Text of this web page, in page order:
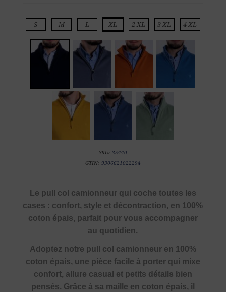
S M L XL 2 XL 3 XL 4 XL
SKU: 35440
GTIN: 9306621022294
Le pull col camionneur qui coche toutes les
cases : confort, style et décontraction, en 100%
coton épais, parfait pour vous accompagner
au quotidien.
Adoptez notre pull col camionneur en 100%
coton épais, une pièce facile à porter qui mixe
confort, allure casual et petits détails bien
pensés. Grâce à sa maille en coton épais, il